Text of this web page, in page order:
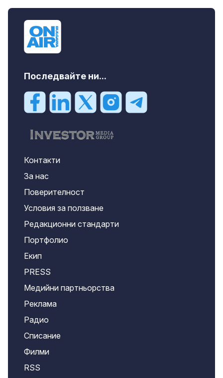
Последвайте ни...
Контакти
За нас
Поверителност
Условия за ползване
Редакционни стандарти
Портфолио
Екип
PRESS
Медийни партньорства
Реклама
Радио
Списание
Филми
RSS